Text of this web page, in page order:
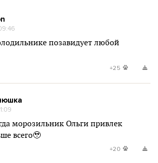
позавидует любой
+25
морозильник Ольги привлек
всего🥹
+20